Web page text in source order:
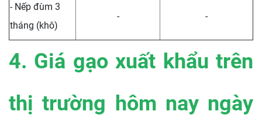
- Nếp đùm 3
tháng (khô)
- -
4. Giá gạo xuất khẩu trên
thị trường hôm nay ngày